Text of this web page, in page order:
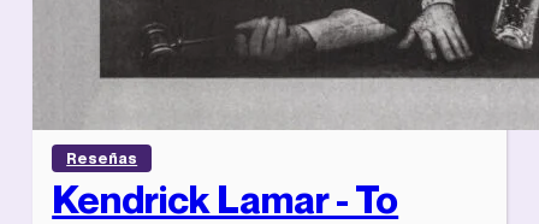
Reseñas
Kendrick Lamar - To